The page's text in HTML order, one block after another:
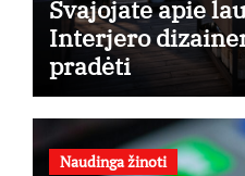
Svajojate apie
Interjero
pradėti
Naudinga žinoti